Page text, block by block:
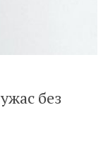
без